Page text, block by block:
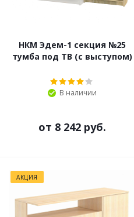
НКМ Эдем-1 секция №25
тумба под ТВ (с выступом)
В наличии
от 8 242 руб.
АКЦИЯ